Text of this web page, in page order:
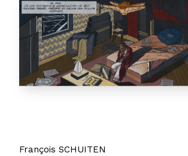
François SCHUITEN